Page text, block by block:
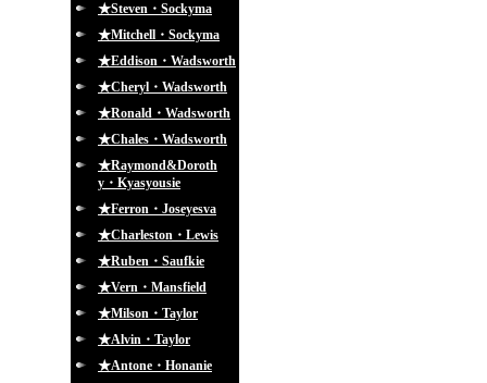
★Steven・Sockyma
★Mitchell・Sockyma
★Eddison・Wadsworth
★Cheryl・Wadsworth
★Ronald・Wadsworth
★Chales・Wadsworth
★Raymond&Doroth
y・Kyasyousie
★Ferron・Joseyesva
★Charleston・Lewis
★Ruben・Saufkie
★Vern・Mansfield
★Milson・Taylor
★Alvin・Taylor
★Antone・Honanie